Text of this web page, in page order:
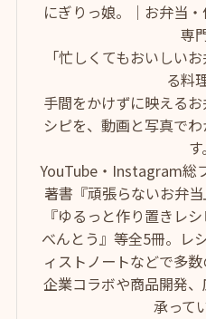
にぎりっ娘。｜お弁当
専
「忙しくてもおいしい
る料
手間をかけずに映える
シピを、動画と写真で
す。
YouTube・Instagram総
著書『頑張らないお弁
『ゆるっと作り置きレ
べんとう』等全5冊。レ
ィストノートなどで多
企業コラボや商品開発
承って